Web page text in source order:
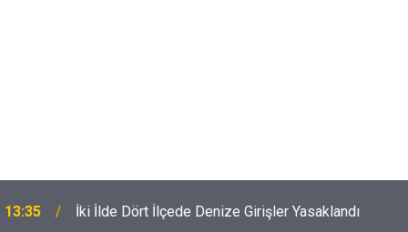
13:04
Velilerin ve Öğrencilerin Uyum Haftası Takvimi Belli
Oldu